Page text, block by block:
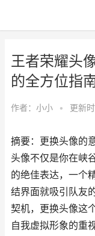
王者荣耀头
的全方位指
作者： 小小 • 更新
摘要：更换头像的
头像不仅是你在峡
的绝佳表达，一个
结界面就吸引队友
契机，更换头像这
自我虚拟形象的重